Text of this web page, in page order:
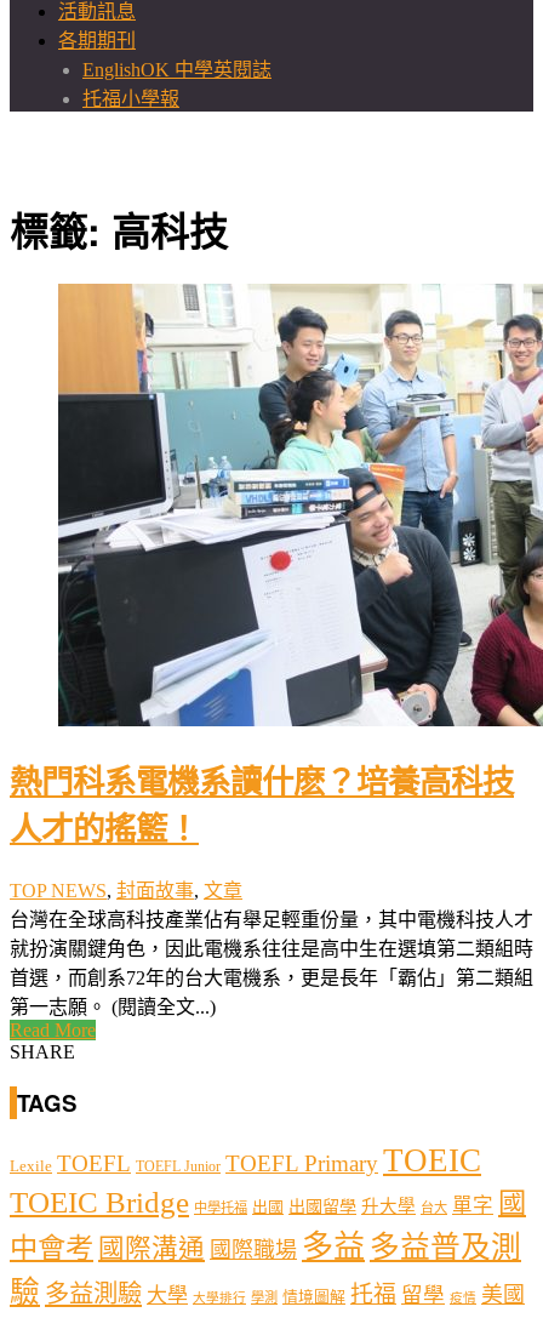
活動訊息
各期期刊
EnglishOK 中學英閱誌
托福小學報
標籤: 高科技
熱門科系電機系讀什麽？培養高科技
人才的搖籃！
TOP NEWS, 封面故事, 文章
台灣在全球高科技產業佔有舉足輕重份量，其中電機科技人才
就扮演關鍵角色，因此電機系往往是高中生在選填第二類組時
首選，而創系72年的台大電機系，更是長年「霸佔」第二類組
第一志願。 (閱讀全文...)
Read More
SHARE
TAGS
Lexile TOEFL TOEFL Junior TOEFL PrimaryTOEIC
TOEIC Bridge 中學托福 出國 出國留學 升大學 台大 單字 國
中會考 國際溝通 國際職場 多益 多益普及測
驗 多益測驗 大學 大學排行 學測 情境圖解 托福 留學 疫情 美國